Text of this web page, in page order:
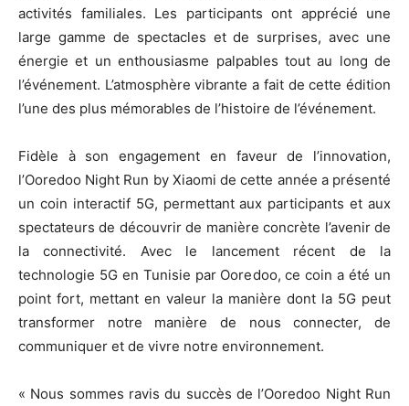
activités familiales. Les participants ont apprécié une
large gamme de spectacles et de surprises, avec une
énergie et un enthousiasme palpables tout au long de
l’événement. L’atmosphère vibrante a fait de cette édition
l’une des plus mémorables de l’histoire de l’événement.
Fidèle à son engagement en faveur de l’innovation,
l’Ooredoo Night Run by Xiaomi de cette année a présenté
un coin interactif 5G, permettant aux participants et aux
spectateurs de découvrir de manière concrète l’avenir de
la connectivité. Avec le lancement récent de la
technologie 5G en Tunisie par Ooredoo, ce coin a été un
point fort, mettant en valeur la manière dont la 5G peut
transformer notre manière de nous connecter, de
communiquer et de vivre notre environnement.
« Nous sommes ravis du succès de l’Ooredoo Night Run